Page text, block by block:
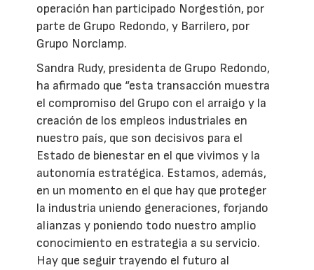
operación han participado Norgestión, por
parte de Grupo Redondo, y Barrilero, por
Grupo Norclamp.
Sandra Rudy, presidenta de Grupo Redondo,
ha afirmado que “esta transacción muestra
el compromiso del Grupo con el arraigo y la
creación de los empleos industriales en
nuestro país, que son decisivos para el
Estado de bienestar en el que vivimos y la
autonomía estratégica. Estamos, además,
en un momento en el que hay que proteger
la industria uniendo generaciones, forjando
alianzas y poniendo todo nuestro amplio
conocimiento en estrategia a su servicio.
Hay que seguir trayendo el futuro al